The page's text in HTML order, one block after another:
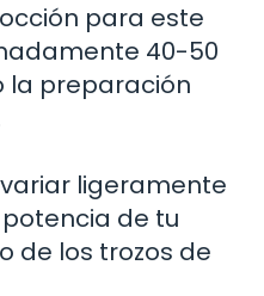
para este
40-50
la preparación
ligeramente
de tu
de los trozos de